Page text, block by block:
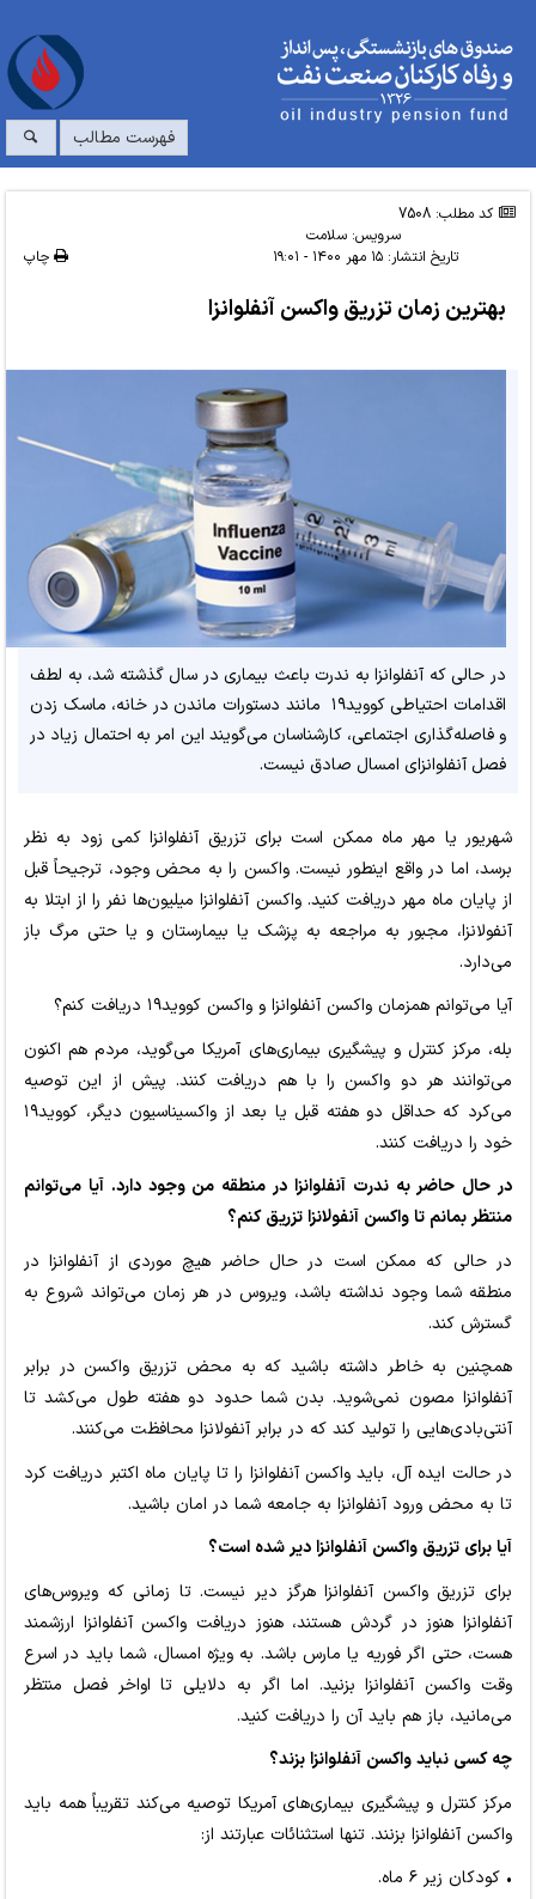
فهرست مطالب
کد مطلب: 7508
سرویس:سلامت
تاریخ انتشار:۱۵ مهر ۱۴۰۰ - ۱۹:۰۱ چاپ
بهترین زمان تزریق واکسن آنفلوانزا
در حالی که آنفلوانزا به ندرت باعث بیماری در سال گذشته شد، به لطف
اقدامات احتیاطی کووید۱۹ مانند دستورات ماندن در خانه، ماسک زدن
و فاصله‌گذاری اجتماعی، کارشناسان می‌گویند این امر به احتمال زیاد در
فصل آنفلوانزای امسال صادق نیست.
شهریور یا مهر ماه ممکن است برای تزریق آنفلوانزا کمی زود به نظر
برسد، اما در واقع اینطور نیست. واکسن را به محض وجود، ترجیحاً قبل
از پایان ماه مهر دریافت کنید. واکسن آنفلوانزا میلیون‌ها نفر را از ابتلا به
آنفولانزا، مجبور به مراجعه به پزشک یا بیمارستان و یا حتی مرگ باز
می‌دارد.
آیا می‌توانم همزمان واکسن آنفلوانزا و واکسن کووید۱۹ دریافت کنم؟
بله، مرکز کنترل و پیشگیری بیماری‌های آمریکا می‌گوید، مردم هم اکنون
می‌توانند هر دو واکسن را با هم دریافت کنند. پیش از این توصیه
می‌کرد که حداقل دو هفته قبل یا بعد از واکسیناسیون دیگر، کووید۱۹
خود را دریافت کنند.
در حال حاضر به ندرت آنفلوانزا در منطقه من وجود دارد. آیا می‌توانم
منتظر بمانم تا واکسن آنفولانزا تزریق کنم؟
در حالی که ممکن است در حال حاضر هیچ موردی از آنفلوانزا در
منطقه شما وجود نداشته باشد، ویروس در هر زمان می‌تواند شروع به
گسترش کند.
همچنین به خاطر داشته باشید که به محض تزریق واکسن در برابر
آنفلوانزا مصون نمی‌شوید. بدن شما حدود دو هفته طول می‌کشد تا
آنتی‌بادی‌هایی را تولید کند که در برابر آنفولانزا محافظت می‌کنند.
در حالت ایده آل، باید واکسن آنفلوانزا را تا پایان ماه اکتبر دریافت کرد
تا به محض ورود آنفلوانزا به جامعه شما در امان باشید.
آیا برای تزریق واکسن آنفلوانزا دیر شده است؟
برای تزریق واکسن آنفلوانزا هرگز دیر نیست. تا زمانی که ویروس‌های
آنفلوانزا هنوز در گردش هستند، هنوز دریافت واکسن آنفلوانزا ارزشمند
هست، حتی اگر فوریه یا مارس باشد. به ویژه امسال، شما باید در اسرع
وقت واکسن آنفلوانزا بزنید. اما اگر به دلایلی تا اواخر فصل منتظر
می‌مانید، باز هم باید آن را دریافت کنید.
چه کسی نباید واکسن آنفلوانزا بزند؟
مرکز کنترل و پیشگیری بیماری‌های آمریکا توصیه می‌کند تقریباً همه باید
واکسن آنفلوانزا بزنند. تنها استثنائات عبارتند از:
• کودکان زیر ۶ ماه.